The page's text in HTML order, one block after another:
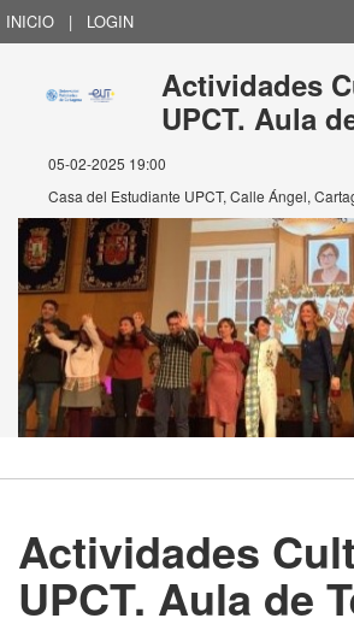
INICIO | LOGIN
Actividades
UPCT. Aula
05-02-2025 19:00
Casa del Estudiante UPCT, Calle Ángel,
Actividades
UPCT. Aula de